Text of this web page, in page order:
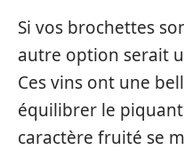
Si vos brochettes
autre option serait
Ces vins ont une
équilibrer le
caractère fruité se